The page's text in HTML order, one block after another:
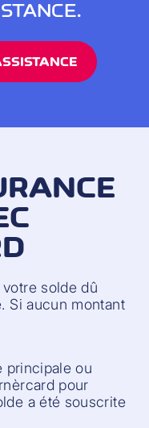
votre solde dû
Si aucun montant
principale ou
pour
a été souscrite